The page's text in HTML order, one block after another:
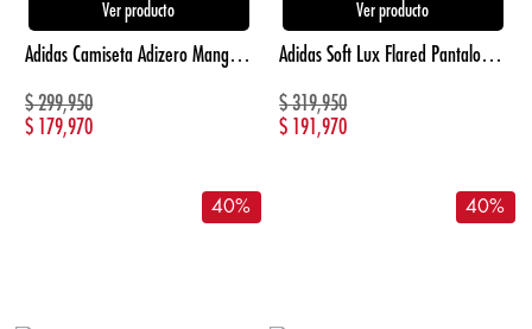
Ver producto
Adidas Camiseta Adizero Manga Corta azul de mujer para correr
$299,950
$ 179,970
Ver producto
Adidas Soft Lux Flared Pantalon beige de mujer lifestyle
$319,950
$ 191,970
40% 40%